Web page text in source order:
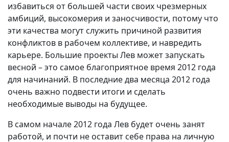
избавиться от большей части своих чрезмерных
амбиций, высокомерия и заносчивости, потому что
эти качества могут служить причиной развития
конфликтов в рабочем коллективе, и навредить
карьере. Большие проекты Лев может запускать
весной – это самое благоприятное время 2012 года
для начинаний. В последние два месяца 2012 года
очень важно подвести итоги и сделать
необходимые выводы на будущее.
В самом начале 2012 года Лев будет очень занят
работой, и почти не оставит себе права на личную